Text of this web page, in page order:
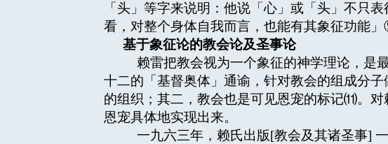
「头」等字来说明：他说「心」或「头」不只
看，对整个身体自我而言，也能有其象征功能」
基于象征论的教会论及圣事论
赖雷把教会视为一个象征的神学理论，是
十二的「基督奥体」通谕，针对教会的组成分
的组织；其二，教会也是可见恩宠的标记⑾。
恩宠具体地实现出来。
一九六三年，赖氏出版[教会及其诸圣事]